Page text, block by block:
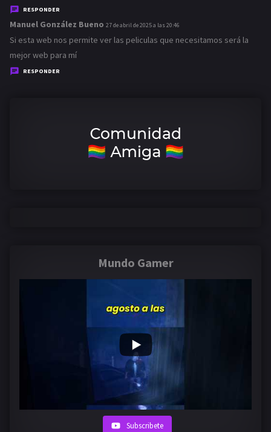
RESPONDER
Manuel González Bueno d
i
27 de abril de 2025 a las 20:46
Si esta web nos permite ver las peliculas que necesitamos será la
mejor web para mí
RESPONDER
Mundo Gamer
Subscribete